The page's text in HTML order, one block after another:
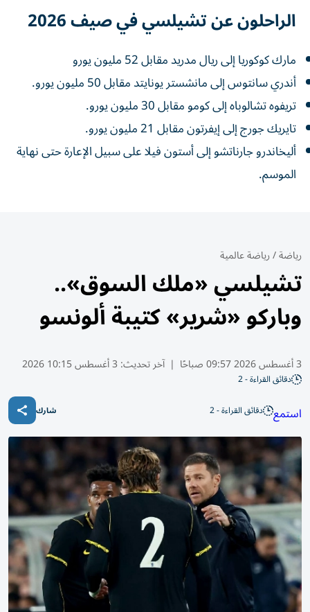
الراحلون عن تشيلسي في صيف 2026
مارك كوكوريا إلى ريال مدريد مقابل 52 مليون يورو
أندري سانتوس إلى مانشستر يونايتد مقابل 50 مليون يورو.
تريفوه تشالوباه إلى كومو مقابل 30 مليون يورو.
تايريك جورج إلى إيفرتون مقابل 21 مليون يورو.
أليخاندرو جارناتشو إلى أستون فيلا على سبيل الإعارة حتى نهاية
الموسم.
رياضة/رياضة عالمية
تشيلسي «ملك السوق»..
وباركو «شرير» كتيبة ألونسو
3 أغسطس 2026 09:57 صباحًا | آخر تحديث: 3 أغسطس 10:15 2026
دقائق القراءة - 2
استمع دقائق القراءة - 2 شارك